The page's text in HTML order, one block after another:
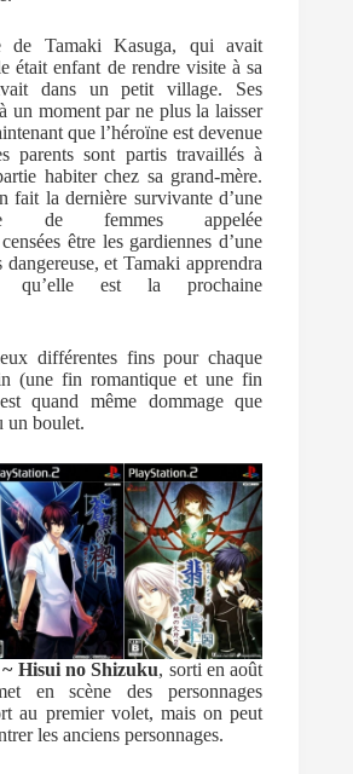
de Tamaki Kasuga, qui avait
était enfant de rendre visite à sa
dans un petit village. Ses
un moment par ne plus la laisser
que l’héroïne est devenue
parents sont partis travaillés à
habiter chez sa grand-mère.
fait la dernière survivante d’une
de femmes appelée
être les gardiennes d’une
dangereuse, et Tamaki apprendra
qu’elle est la prochaine
différentes fins pour chaque
(une fin romantique et une fin
quand même dommage que
un boulet.
Hisui no Shizuku, sorti en août
en scène des personnages
au premier volet, mais on peut
les anciens personnages.